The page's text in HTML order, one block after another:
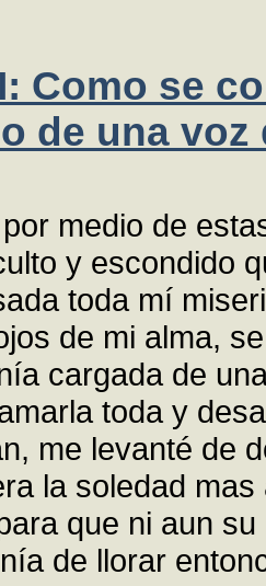
Como se
de una voz
medio de
y escondido
toda mí
de mi alma,
cargada de
toda y
me levanté de
la soledad
que ni aun
de llorar